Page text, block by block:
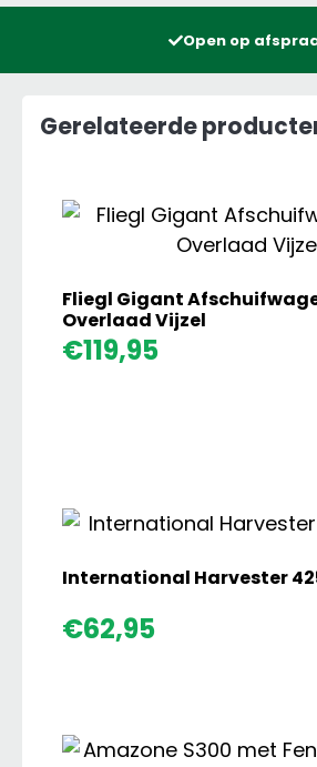
Open op
Gerelateerde
Fliegl Gigant
Overlaad Vijzel
€119,95
International Harvester
€62,95